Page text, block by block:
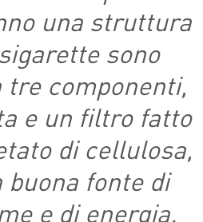
una struttura
sono
componenti,
e un filtro fatto
di cellulosa,
buona fonte di
e di energia.